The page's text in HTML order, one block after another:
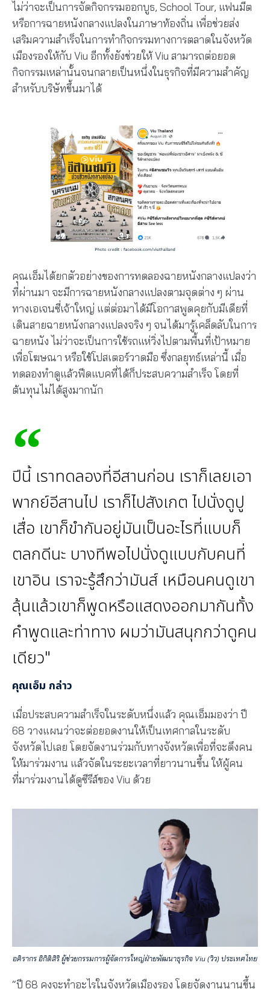
ไม่ว่าจะเป็นการจัดกิจกรรมออกบูธ, School Tour, แฟนมีต
หรือการฉายหนังกลางแปลงในภาษาท้องถิ่น เพื่อช่วยส่ง
เสริมความสำเร็จในการทำกิจกรรมทางการตลาดในจังหวัด
เมืองรองให้กับ Viu อีกทั้งยังช่วยให้ Viu สามารถต่อยอด
กิจกรรมเหล่านั้นจนกลายเป็นหนึ่งในธุรกิจที่มีความสำคัญ
สำหรับบริษัทขึ้นมาได้
คุณเอ็มได้ยกตัวอย่างของการทดลองฉายหนังกลางแปลงว่า
ที่ผ่านมา จะมีการฉายหนังกลางแปลงตามจุดต่าง ๆ ผ่าน
ทางเอเจนซี่เจ้าใหญ่ แต่ต่อมาได้มีโอกาสพูดคุยกับมีเดียที่
เดินสายฉายหนังกลางแปลงจริง ๆ จนได้มารู้เคล็ดลับในการ
ฉายหนัง ไม่ว่าจะเป็นการใช้รถแห่วิ่งไปตามพื้นที่เป้าหมาย
เพื่อโฆษณา หรือใช้โปสเตอร์วาดมือ ซึ่งกลยุทธ์เหล่านี้ เมื่อ
ทดลองทำดูแล้วฟีดแบคที่ได้ก็ประสบความสำเร็จ โดยที่
ต้นทุนไม่ได้สูงมากนัก
ปีนี้ เราทดลองที่อีสานก่อน เราก็เลยเอา
พากย์อีสานไป เราก็ไปสังเกต ไปนั่งดูปู
เสื่อ เขาก็ขํากันอยู่มันเป็นอะไรที่แบบก็
ตลกดีนะ บางทีพอไปนั่งดูแบบกับคนที่
เขาอิน เราจะรู้สึกว่ามันส์ เหมือนคนดูเขา
ลุ้นแล้วเขาก็พูดหรือแสดงออกมากันทั้ง
คำพูดและท่าทาง ผมว่ามันสนุกกว่าดูคน
เดียว"
คุณเอ็ม กล่าว
เมื่อประสบความสำเร็จในระดับหนึ่งแล้ว คุณเอ็มมองว่า ปี
68 วางแผนว่าจะต่อยอดงานให้เป็นเทศกาลในระดับ
จังหวัดไปเลย โดยจัดงานร่วมกับทางจังหวัดเพื่อที่จะดึงคน
ให้มาร่วมงาน แล้วจัดในระยะเวลาที่ยาวนานขึ้น ให้ผู้คน
ที่มาร่วมงานได้ดูซีรีส์ของ Viu ด้วย
อคิรากร อิกิติสิริ ผู้ช่วยกรรมการผู้จัดการใหญ่ฝ่ายพัฒนาธุรกิจ Viu (วิว) ประเทศไทย
“ปี 68 คงจะทำอะไรในจังหวัดเมืองรอง โดยจัดงานนานขึ้น